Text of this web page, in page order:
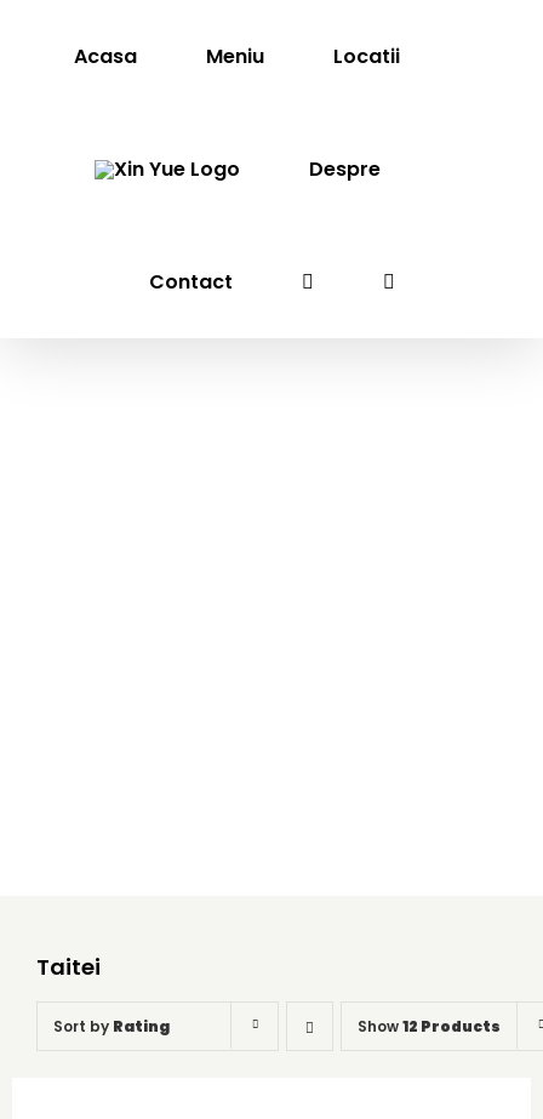
contentAcasa Meniu Locatii
Despre
Contact
Taitei
Sort by Rating Show12 Products